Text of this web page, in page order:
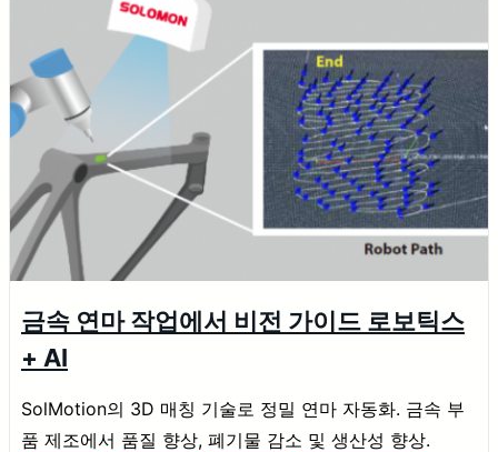
금속 연마 작업에서 비전 가이드 로보틱스
+ AI
SolMotion의 3D 매칭 기술로 정밀 연마 자동화. 금속 부
품 제조에서 품질 향상, 폐기물 감소 및 생산성 향상.